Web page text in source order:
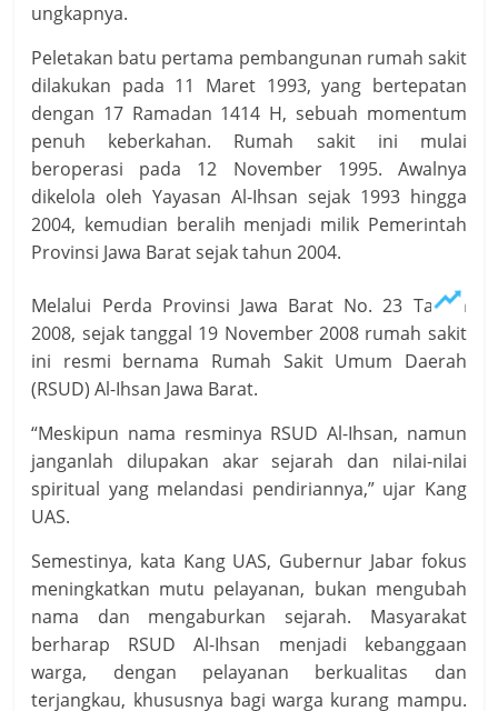
ungkapnya.
Peletakan batu pertama pembangunan rumah sakit
dilakukan pada 11 Maret 1993, yang bertepatan
dengan 17 Ramadan 1414 H, sebuah momentum
penuh keberkahan. Rumah sakit ini mulai
beroperasi pada 12 November 1995. Awalnya
dikelola oleh Yayasan Al-Ihsan sejak 1993 hingga
2004, kemudian beralih menjadi milik Pemerintah
Provinsi Jawa Barat sejak tahun 2004.
Melalui Perda Provinsi Jawa Barat No. 23 Tahun
2008, sejak tanggal 19 November 2008 rumah sakit
ini resmi bernama Rumah Sakit Umum Daerah
(RSUD) Al-Ihsan Jawa Barat.
“Meskipun nama resminya RSUD Al-Ihsan, namun
janganlah dilupakan akar sejarah dan nilai-nilai
spiritual yang melandasi pendiriannya,” ujar Kang
UAS.
Semestinya, kata Kang UAS, Gubernur Jabar fokus
meningkatkan mutu pelayanan, bukan mengubah
nama dan mengaburkan sejarah. Masyarakat
berharap RSUD Al-Ihsan menjadi kebanggaan
warga, dengan pelayanan berkualitas dan
terjangkau, khususnya bagi warga kurang mampu.